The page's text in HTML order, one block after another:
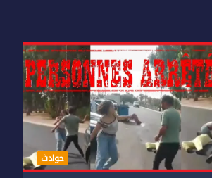
حوادث